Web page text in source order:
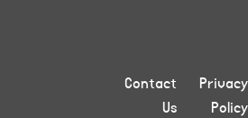
Privacy
Policy
Contact
Us